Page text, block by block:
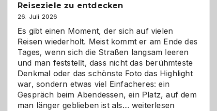
Reiseziele zu entdecken
26. Juli 2026
Es gibt einen Moment, der sich auf vielen
Reisen wiederholt. Meist kommt er am Ende des
Tages, wenn sich die Straßen langsam leeren
und man feststellt, dass nicht das berühmteste
Denkmal oder das schönste Foto das Highlight
war, sondern etwas viel Einfacheres: ein
Gespräch beim Abendessen, ein Platz, auf dem
man länger geblieben ist als… Als
weiterlesen